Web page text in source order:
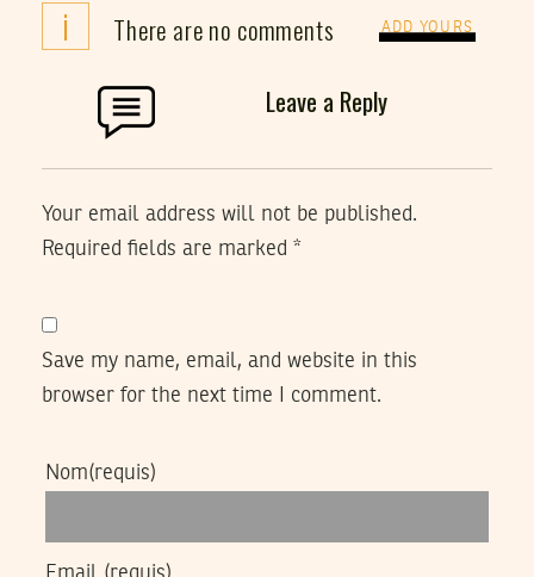
i There are no comments ADD YOURS
Leave a Reply
Your email address will not be published.
Required fields are marked *
Save my name, email, and website in this
browser for the next time I comment.
Nom(requis)